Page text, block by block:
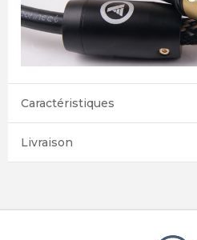
Caractéristiques
Livraison